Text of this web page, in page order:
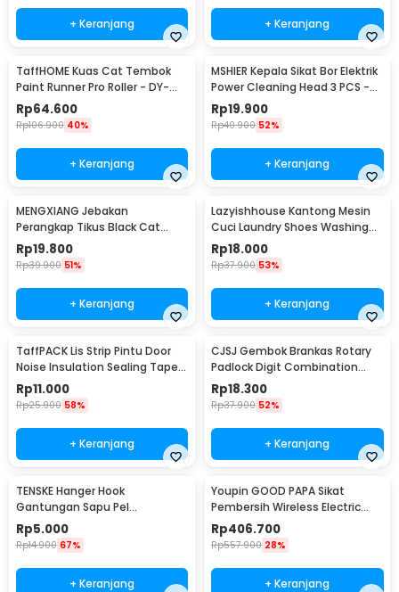
+ Keranjang + Keranjang
TaffHOME Kuas Cat Tembok
Paint Runner Pro Roller - DY-
526
Rp64.600
Rp106.900 40%
+ Keranjang
MSHIER Kepala Sikat Bor Elektrik
Power Cleaning Head 3 PCS -
DB003
Rp19.900
Rp40.900 52%
+ Keranjang
MENGXIANG Jebakan
Perangkap Tikus Black Cat
Mousetrap 2 PCS - JB56
Rp19.800
Rp39.900 51%
+ Keranjang
Lazyishhouse Kantong Mesin
Cuci Laundry Shoes Washing
Mesh Bag - 62319
Rp18.000
Rp37.900 53%
+ Keranjang
TaffPACK Lis Strip Pintu Door
Noise Insulation Sealing Tape
5Mx3cm - B35
Rp11.000
Rp25.900 58%
+ Keranjang
CJSJ Gembok Brankas Rotary
Padlock Digit Combination
Padlock - CH-209
Rp18.300
Rp37.900 52%
+ Keranjang
TENSKE Hanger Hook
Gantungan Sapu Pel
Multifungsi 1 PCS - GF-016
Rp5.000
Rp14.900 67%
+ Keranjang
Youpin GOOD PAPA Sikat
Pembersih Wireless Electric
Cleaning - CL99
Rp406.700
Rp557.900 28%
+ Keranjang